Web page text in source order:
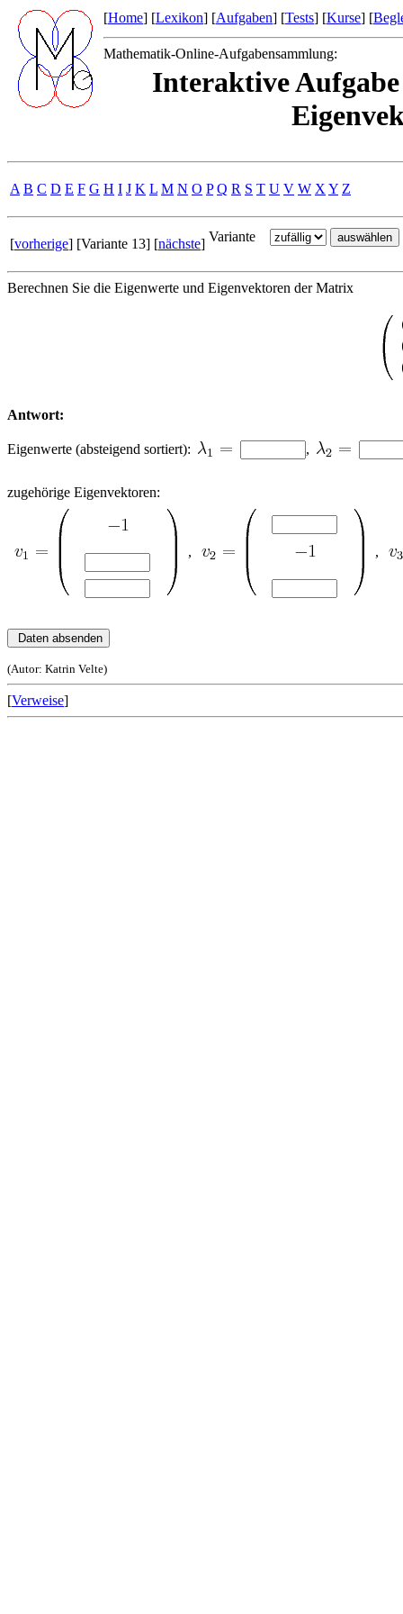
[Home] [Lexikon] [Aufgaben] [Tests] [Kurse] [
Mathematik-Online-Aufgabensammlung:
Interaktive
A B C D E F G H I J K L M N O P Q R S T U V W X Y Z
[vorherige] [Variante 13] [nächste] Variante
Berechnen Sie die Eigenwerte und Eigenvektoren der Matrix
Antwort:
Eigenwerte (absteigend sortiert): ,
zugehörige Eigenvektoren:
, ,
(Autor: Katrin Velte)
[Verweise]